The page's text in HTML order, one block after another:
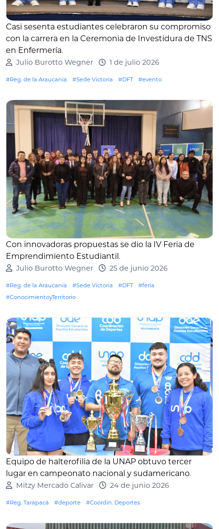
Casi sesenta estudiantes celebraron su compromiso
con la carrera en la Ceremonia de Investidura de TNS
en Enfermería.
Julio Burotto Wegner 1 de julio 2026
#Reg. de la Araucanía #Sede Victoria #DFT #evento
Con innovadoras propuestas se dio la IV Feria de
Emprendimiento Estudiantil.
Julio Burotto Wegner 25 de junio 2026
#Reg. de la Araucanía #Sede Victoria #DFT
#feria
#ConocimientoyTerritorio
Equipo de halterofilia de la UNAP obtuvo tercer
lugar en campeonato nacional y sudamericano.
Mitzy Mercado Calivar 24 de junio 2026
#Reg. Tarapacá #deporte #Coordin. Deportes